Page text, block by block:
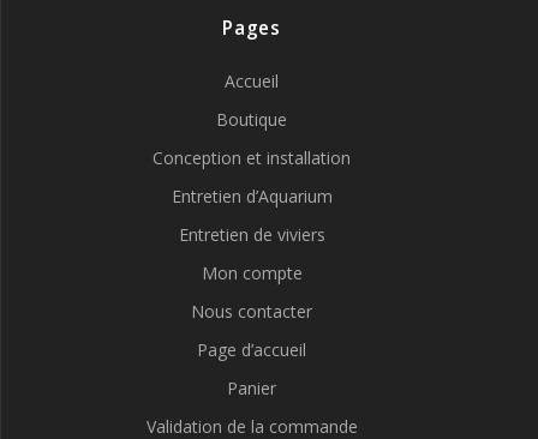
Pages
Accueil
Boutique
Conception et installation
Entretien d’Aquarium
Entretien de viviers
Mon compte
Nous contacter
Page d’accueil
Panier
Validation de la commande